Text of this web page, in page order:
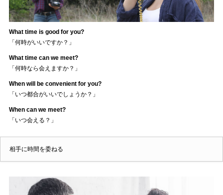
What time is good for you?
「何時がいいですか？」
What time can we meet?
「何時なら会えますか？」
When will be convenient for you?
「いつ都合がいいでしょうか？」
When can we meet?
「いつ会える？」
相手に時間を委ねる